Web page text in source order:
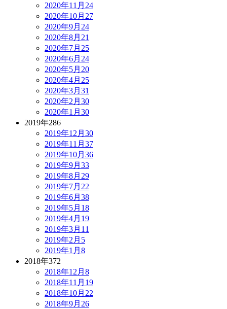
2020年11月 24
2020年10月 27
2020年9月 24
2020年8月 21
2020年7月 25
2020年6月 24
2020年5月 20
2020年4月 25
2020年3月 31
2020年2月 30
2020年1月 30
2019年286
2019年12月 30
2019年11月 37
2019年10月 36
2019年9月 33
2019年8月 29
2019年7月 22
2019年6月 38
2019年5月 18
2019年4月 19
2019年3月 11
2019年2月 5
2019年1月 8
2018年372
2018年12月 8
2018年11月 19
2018年10月 22
2018年9月 26